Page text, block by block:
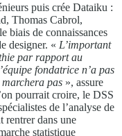
puis crée Dataiku :
Thomas Cabrol,
biais de connaissances
designer. « L’important
par rapport au
fondatrice n’a pas
pas », assure
pourrait croire, le DSS
de l’analyse de
rentrer dans une
statistique